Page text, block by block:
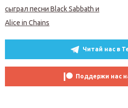
сыграл песни Black Sabbath и
Alice in Chains
Читай нас в
Поддержи нас